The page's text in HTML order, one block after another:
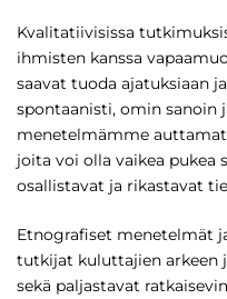
Kvalitatiivisissa
ihmisten kanssa
saavat tuoda ajatuksiaan
spontaanisti, omin sanoin
menetelmämme
joita voi olla vaikea pukea
osallistavat ja rikastavat
Etnografiset menetelmät
tutkijat kuluttajien arkeen
sekä paljastavat